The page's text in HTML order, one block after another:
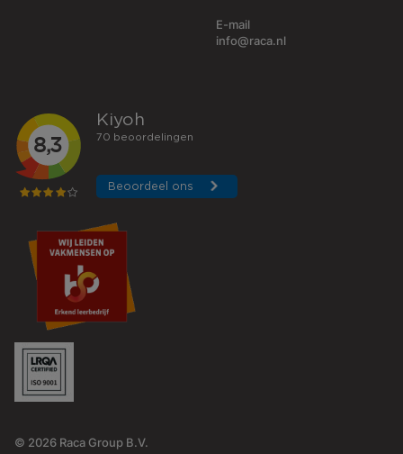
E-mail
info@raca.nl
© 2026 Raca Group B.V.